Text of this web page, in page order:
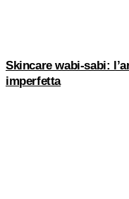
Skincare wabi-sabi:
imperfetta